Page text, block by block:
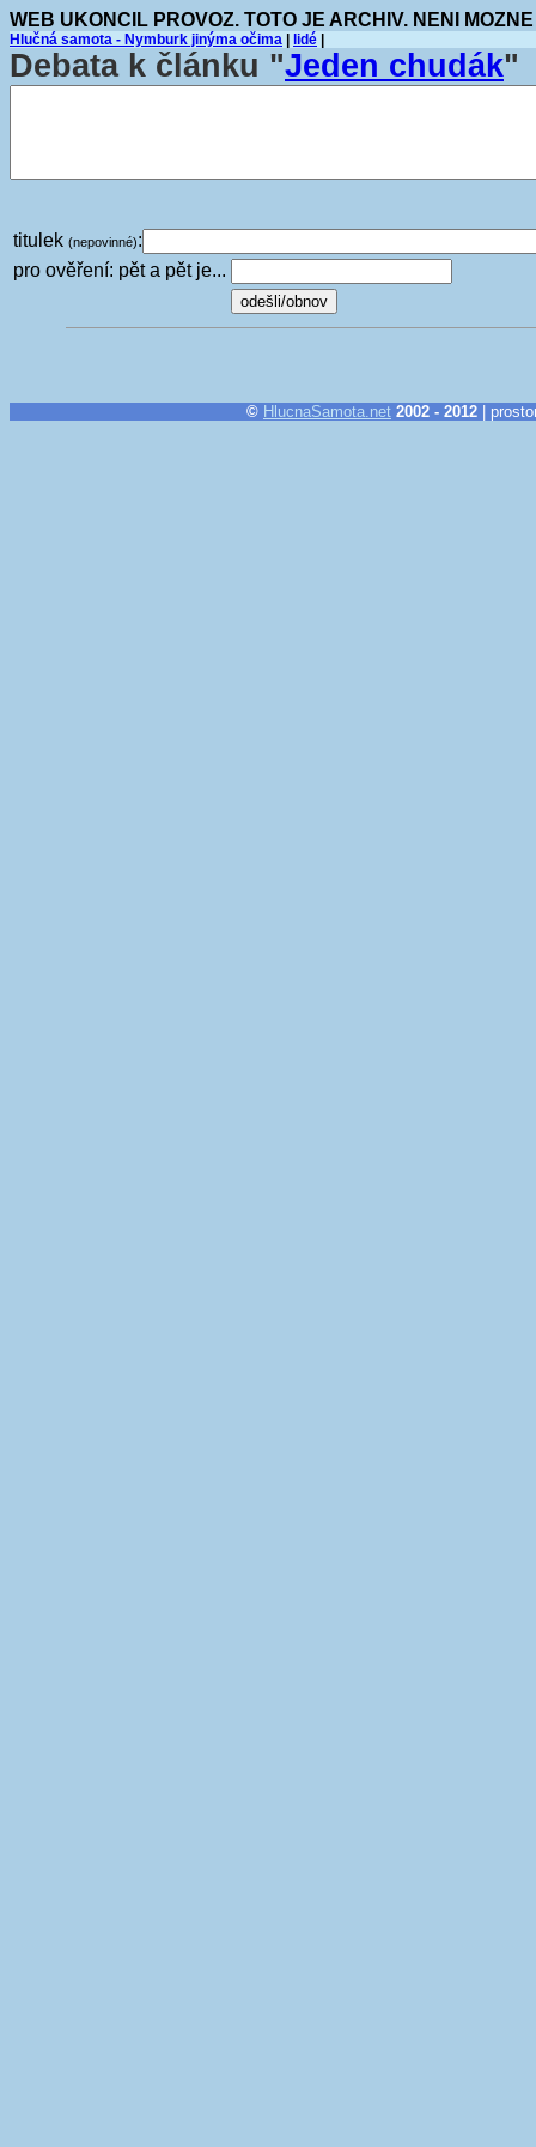
WEB UKONCIL PROVOZ. TOTO JE ARCHIV. NENI
Hlučná samota - Nymburk jinýma očima lidé
Debata k článku "Jeden chudák"
titulek (nepovinné):
pro ověření: pět a pět je...
© HlucnaSamota.net 2002 - 2012 |